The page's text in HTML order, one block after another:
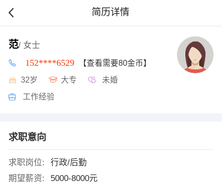
简历详情
范/ 女士
152****6529 【查看需要80金币】
32岁 大专 未婚
工作经验
求职意向
求职岗位:
行政/后勤
期望薪资:
5000-8000元